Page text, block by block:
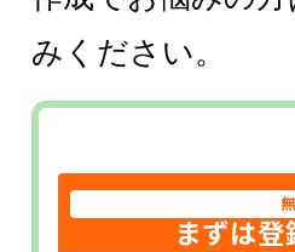
みください。
まずは登